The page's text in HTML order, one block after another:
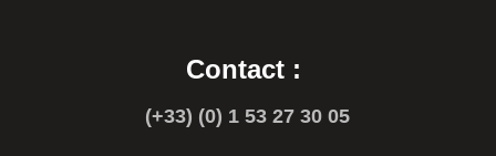
Contact :
(+33) (0) 1 53 27 30 05